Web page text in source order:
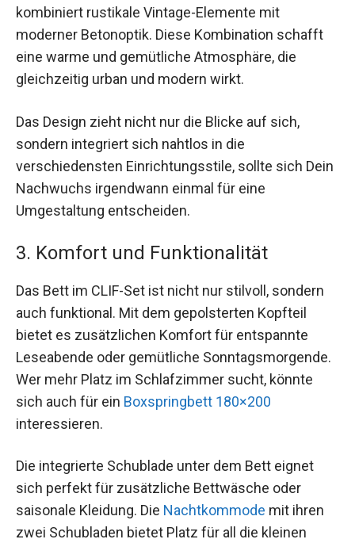
kombiniert rustikale Vintage-Elemente mit
moderner Betonoptik. Diese Kombination schafft
eine warme und gemütliche Atmosphäre, die
gleichzeitig urban und modern wirkt.
Das Design zieht nicht nur die Blicke auf sich,
sondern integriert sich nahtlos in die
verschiedensten Einrichtungsstile, sollte sich Dein
Nachwuchs irgendwann einmal für eine
Umgestaltung entscheiden.
3. Komfort und Funktionalität
Das Bett im CLIF-Set ist nicht nur stilvoll, sondern
auch funktional. Mit dem gepolsterten Kopfteil
bietet es zusätzlichen Komfort für entspannte
Leseabende oder gemütliche Sonntagsmorgende.
Wer mehr Platz im Schlafzimmer sucht, könnte
sich auch für ein Boxspringbett 180×200
interessieren.
Die integrierte Schublade unter dem Bett eignet
sich perfekt für zusätzliche Bettwäsche oder
saisonale Kleidung. Die Nachtkommode mit ihren
zwei Schubladen bietet Platz für all die kleinen